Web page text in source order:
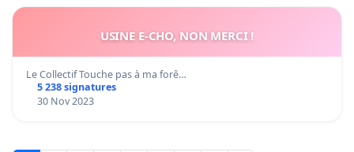
USINE E-CHO, NON MERCI !
Le Collectif Touche pas à ma forê…
5 238 signatures
30 Nov 2023